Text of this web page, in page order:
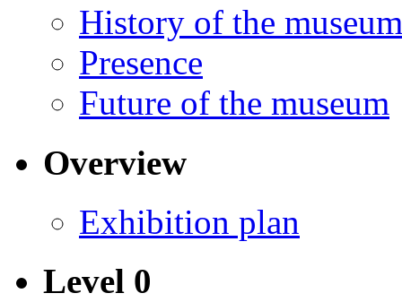
History of the museum
Presence
Future of the museum
Overview
Exhibition plan
Level 0